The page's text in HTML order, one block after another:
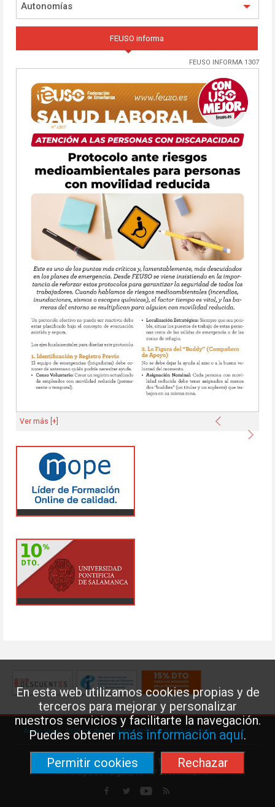
En esta web utilizamos cookies propias y de
terceros para mejorar y personalizar
nuestros servicios y facilitarte la navegación.
Puedes obtenermás información aquí.
Permitir cookies
Rechazar
Autonomías
FEUSO informa
FEUSO INFORMA 1307
Anterior
Ver más [+]
Aviso legal·Política de Cookies·Política de privacidad
Federación de Enseñanza de USO · Teléfono: 91 577 41 13 ·
Príncipe de Vergara, 13 · 7º 28001 MADRID